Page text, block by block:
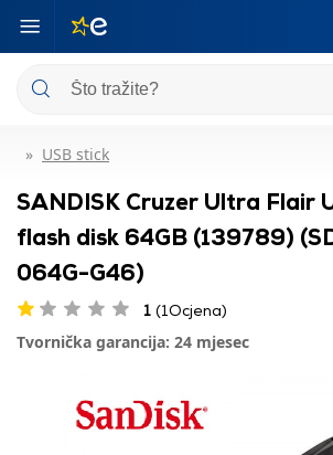
USB stick
SANDISK Cruzer Ultra Flair
flash disk 64GB (139789)
064G-G46)
1 (1Ocjena)
Tvornička garancija: 24 mjesec